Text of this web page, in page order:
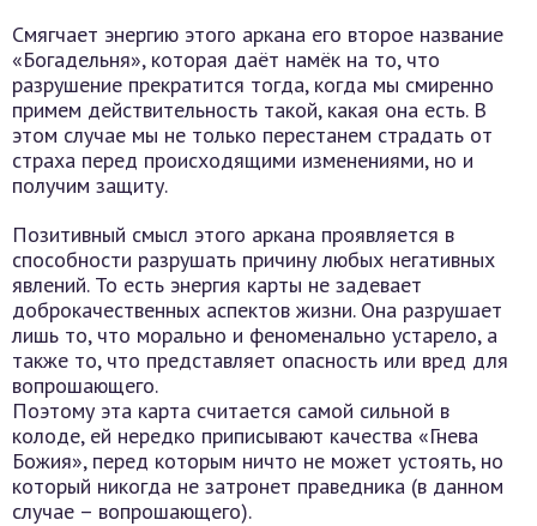
Смягчает энергию этого аркана его второе название
«Богадельня», которая даёт намёк на то, что
разрушение прекратится тогда, когда мы смиренно
примем действительность такой, какая она есть. В
этом случае мы не только перестанем страдать от
страха перед происходящими изменениями, но и
получим защиту.
Позитивный смысл этого аркана проявляется в
способности разрушать причину любых негативных
явлений. То есть энергия карты не задевает
доброкачественных аспектов жизни. Она разрушает
лишь то, что морально и феноменально устарело, а
также то, что представляет опасность или вред для
вопрошающего.
Поэтому эта карта считается самой сильной в
колоде, ей нередко приписывают качества «Гнева
Божия», перед которым ничто не может устоять, но
который никогда не затронет праведника (в данном
случае – вопрошающего).